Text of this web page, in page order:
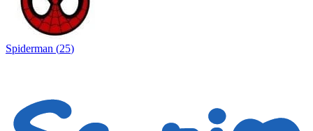
Spiderman (25)